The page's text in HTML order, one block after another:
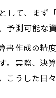
して、ま
測可能な
書作成の
。実際、
うした日